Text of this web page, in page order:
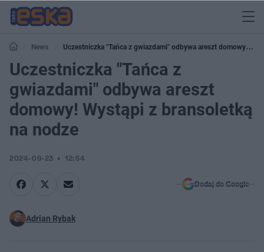
News
Uczestniczka "Tańca z gwiazdami" odbywa areszt domowy!
Wystąpi z bransoletką na nodze
Uczestniczka "Tańca z
gwiazdami" odbywa areszt
domowy! Wystąpi z bransoletką
na nodze
2024-09-23 12:54
Dodaj do Google
Adrian Rybak